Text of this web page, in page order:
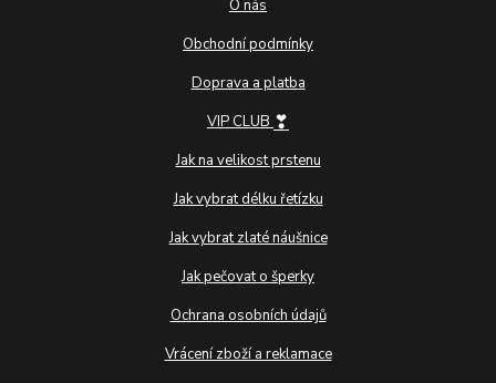
O nás
Obchodní podmínky
Doprava a platba
VIP CLUB ❣
Jak na velikost prstenu
Jak vybrat délku řetízku
Jak vybrat zlaté náušnice
Jak pečovat o šperky
Ochrana osobních údajů
Vrácení zboží a reklamace